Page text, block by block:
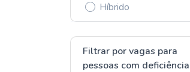
Híbrido
Filtrar por vagas para
pessoas com deficiência